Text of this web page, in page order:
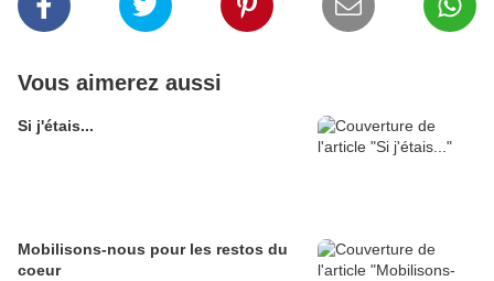
Vous aimerez aussi
Si j'étais...
Mobilisons-nous pour les restos du
coeur